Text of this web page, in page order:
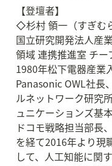
【登壇者】
◇杉村 領一（すぎむ
国立研究開発法人産
領域 連携推進室 チ
1980年松下電器産業
Panasonic OWL社長
ルネットワーク研究
ュニケーションズ基
ドコモ戦略担当部長
を経て2016年より現
して、人工知能に関